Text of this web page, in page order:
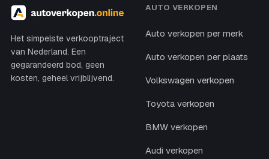
Het simpelste verkooptraject
van Nederland. Een
gegarandeerd bod, geen
kosten, geheel vrijblijvend.
AUTO VERKOPEN
Auto verkopen per merk
Auto verkopen per plaats
Volkswagen verkopen
Toyota verkopen
BMW verkopen
Audi verkopen